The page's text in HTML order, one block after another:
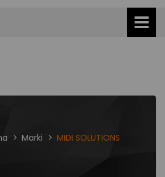
Marki MIDI SOLUTIONS